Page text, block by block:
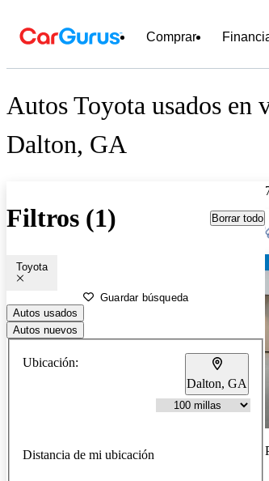
Comprar
Autos Toyota usados en
Dalton, GA
Filtros (1) Borrar todo
Toyota
Guardar búsqueda
Autos usados
Autos nuevos
Ubicación:
Dalton, GA
Distancia de mi ubicación